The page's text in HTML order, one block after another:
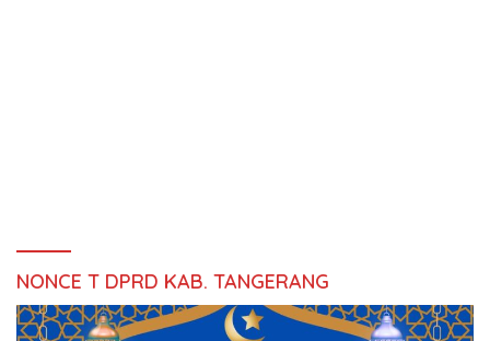
NONCE T DPRD KAB. TANGERANG